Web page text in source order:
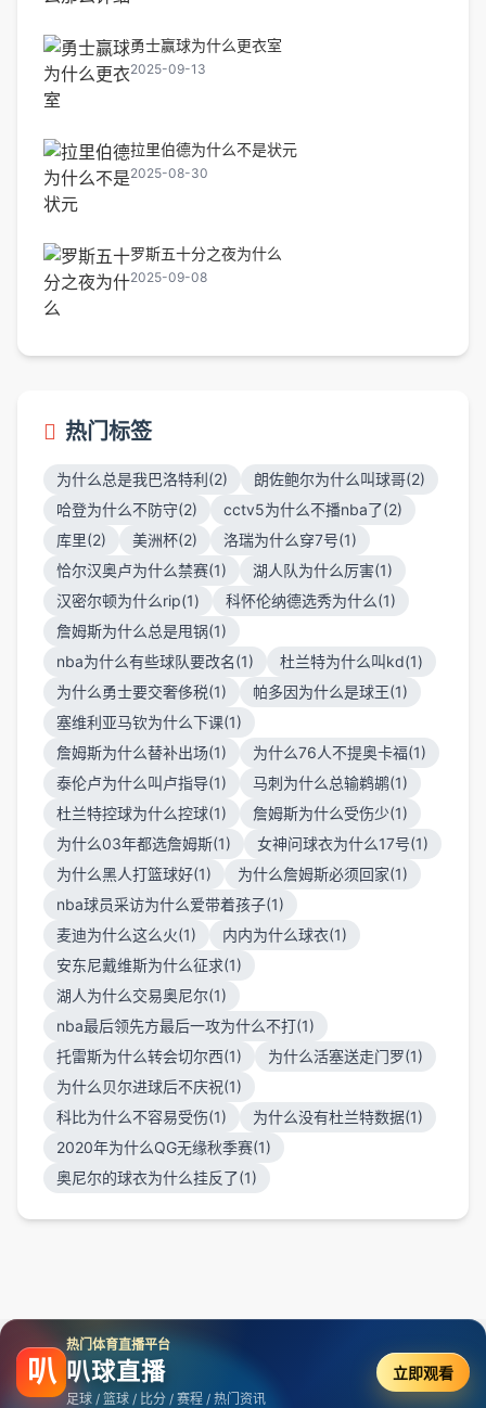
勇士赢球为什么更衣室
2025-09-13
拉里伯德为什么不是状元
2025-08-30
罗斯五十分之夜为什么
2025-09-08
热门标签
为什么总是我巴洛特利(2)
朗佐鲍尔为什么叫球哥(2)
哈登为什么不防守(2)
cctv5为什么不播nba了(2)
库里(2)
美洲杯(2)
洛瑞为什么穿7号(1)
恰尔汉奥卢为什么禁赛(1)
湖人队为什么厉害(1)
汉密尔顿为什么rip(1)
科怀伦纳德选秀为什么(1)
詹姆斯为什么总是甩锅(1)
nba为什么有些球队要改名(1)
杜兰特为什么叫kd(1)
为什么勇士要交奢侈税(1)
帕多因为什么是球王(1)
塞维利亚马钦为什么下课(1)
詹姆斯为什么替补出场(1)
为什么76人不提奥卡福(1)
泰伦卢为什么叫卢指导(1)
马刺为什么总输鹈鹕(1)
杜兰特控球为什么控球(1)
詹姆斯为什么受伤少(1)
为什么03年都选詹姆斯(1)
女神问球衣为什么17号(1)
为什么黑人打篮球好(1)
为什么詹姆斯必须回家(1)
nba球员采访为什么爱带着孩子(1)
麦迪为什么这么火(1)
内内为什么球衣(1)
安东尼戴维斯为什么征求(1)
湖人为什么交易奥尼尔(1)
nba最后领先方最后一攻为什么不打(1)
托雷斯为什么转会切尔西(1)
为什么活塞送走门罗(1)
为什么贝尔进球后不庆祝(1)
科比为什么不容易受伤(1)
为什么没有杜兰特数据(1)
2020年为什么QG无缘秋季赛(1)
奥尼尔的球衣为什么挂反了(1)
叭
热门体育直播平台
叭球直播
足球 / 篮球 / 比分 / 赛程 / 热门资讯
立即观看